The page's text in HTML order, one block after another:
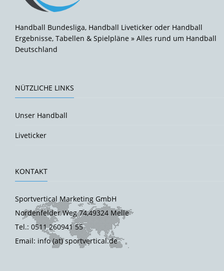
Handball Bundesliga, Handball Liveticker oder Handball
Ergebnisse, Tabellen & Spielpläne » Alles rund um Handball
Deutschland
NÜTZLICHE LINKS
Unser Handball
Liveticker
KONTAKT
Sportvertical Marketing GmbH
Nordenfelder Weg 74,49324 Melle
Tel.: 0511 260941 55
Email: info (at) sportvertical.de